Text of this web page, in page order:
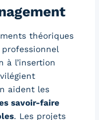
théoriques
à l’insertion
aident les
savoir-faire
. Les projets